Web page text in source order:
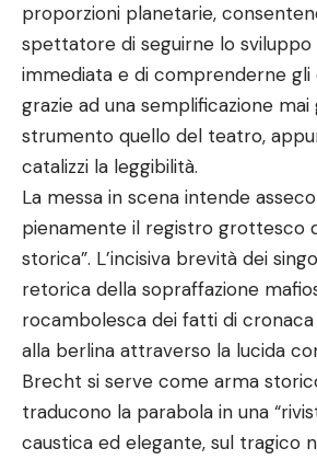
proporzioni planetarie,
spettatore di seguirne lo sviluppo
immediata e di comprenderne
grazie ad una semplificazione
strumento quello del teatro,
catalizzi la leggibilità.
La messa in scena intende
pienamente il registro grottesco
storica”. L’incisiva brevità dei
retorica della sopraffazione
rocambolesca dei fatti di
alla berlina attraverso la lucida
Brecht si serve come arma
traducono la parabola in una
caustica ed elegante, sul tragico